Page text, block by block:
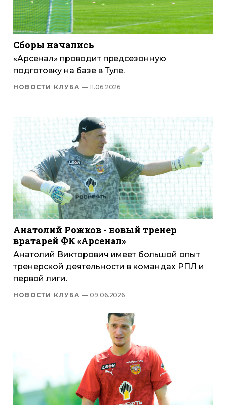
Сборы начались
«Арсенал» проводит предсезонную
подготовку на базе в Туле.
НОВОСТИ КЛУБА — 11.06.2026
Анатолий Рожков - новый тренер
вратарей ФК «Арсенал»
Анатолий Викторович имеет большой опыт
тренерской деятельности в командах РПЛ и
первой лиги.
НОВОСТИ КЛУБА — 09.06.2026